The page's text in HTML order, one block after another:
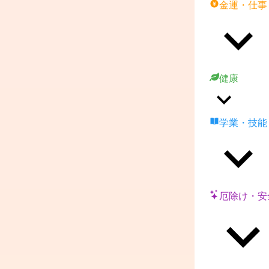
金運・仕事
健康
学業・技能
厄除け・